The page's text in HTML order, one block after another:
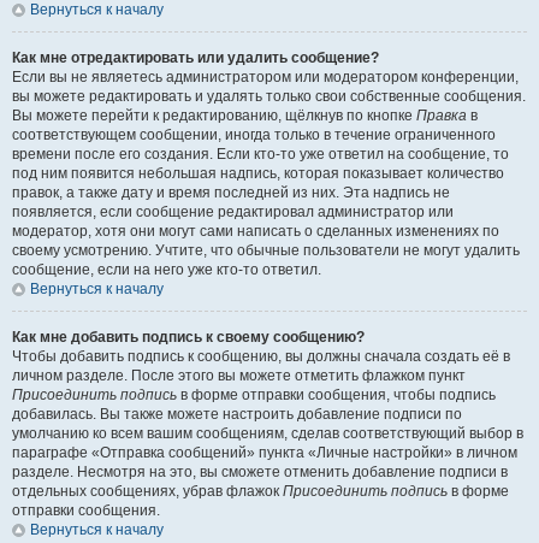
Вернуться к началу
Как мне отредактировать или удалить сообщение?
Если вы не являетесь администратором или модератором конференции,
вы можете редактировать и удалять только свои собственные сообщения.
Вы можете перейти к редактированию, щёлкнув по кнопке Правка в
соответствующем сообщении, иногда только в течение ограниченного
времени после его создания. Если кто-то уже ответил на сообщение, то
под ним появится небольшая надпись, которая показывает количество
правок, а также дату и время последней из них. Эта надпись не
появляется, если сообщение редактировал администратор или
модератор, хотя они могут сами написать о сделанных изменениях по
своему усмотрению. Учтите, что обычные пользователи не могут удалить
сообщение, если на него уже кто-то ответил.
Вернуться к началу
Как мне добавить подпись к своему сообщению?
Чтобы добавить подпись к сообщению, вы должны сначала создать её в
личном разделе. После этого вы можете отметить флажком пункт
Присоединить подпись в форме отправки сообщения, чтобы подпись
добавилась. Вы также можете настроить добавление подписи по
умолчанию ко всем вашим сообщениям, сделав соответствующий выбор в
параграфе «Отправка сообщений» пункта «Личные настройки» в личном
разделе. Несмотря на это, вы сможете отменить добавление подписи в
отдельных сообщениях, убрав флажок Присоединить подпись в форме
отправки сообщения.
Вернуться к началу